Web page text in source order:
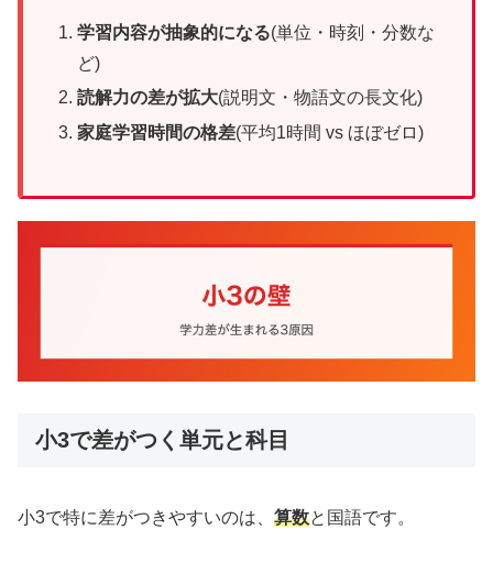
学習内容が抽象的になる(単位・時刻・分数な
ど)
読解力の差が拡大(説明文・物語文の長文化)
家庭学習時間の格差(平均1時間 vs ほぼゼロ)
小3で差がつく単元と科目
小3で特に差がつきやすいのは、 算数と国語です。